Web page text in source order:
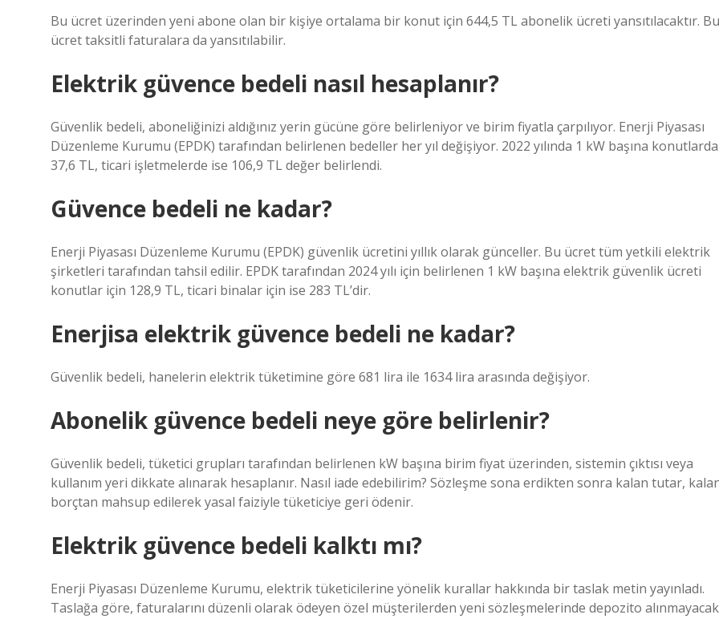
Bu ücret üzerinden yeni abone olan bir kişiye ortalama bir konut için 644,5 TL abonelik ücreti yansıtılacaktır. Bu
ücret taksitli faturalara da yansıtılabilir.
Elektrik güvence bedeli nasıl hesaplanır?
Güvenlik bedeli, aboneliğinizi aldığınız yerin gücüne göre belirleniyor ve birim fiyatla çarpılıyor. Enerji Piyasası
Düzenleme Kurumu (EPDK) tarafından belirlenen bedeller her yıl değişiyor. 2022 yılında 1 kW başına konutlarda
37,6 TL, ticari işletmelerde ise 106,9 TL değer belirlendi.
Güvence bedeli ne kadar?
Enerji Piyasası Düzenleme Kurumu (EPDK) güvenlik ücretini yıllık olarak günceller. Bu ücret tüm yetkili elektrik
şirketleri tarafından tahsil edilir. EPDK tarafından 2024 yılı için belirlenen 1 kW başına elektrik güvenlik ücreti
konutlar için 128,9 TL, ticari binalar için ise 283 TL’dir.
Enerjisa elektrik güvence bedeli ne kadar?
Güvenlik bedeli, hanelerin elektrik tüketimine göre 681 lira ile 1634 lira arasında değişiyor.
Abonelik güvence bedeli neye göre belirlenir?
Güvenlik bedeli, tüketici grupları tarafından belirlenen kW başına birim fiyat üzerinden, sistemin çıktısı veya
kullanım yeri dikkate alınarak hesaplanır. Nasıl iade edebilirim? Sözleşme sona erdikten sonra kalan tutar,
borçtan mahsup edilerek yasal faiziyle tüketiciye geri ödenir.
Elektrik güvence bedeli kalktı mı?
Enerji Piyasası Düzenleme Kurumu, elektrik tüketicilerine yönelik kurallar hakkında bir taslak metin yayınladı.
Taslağa göre, faturalarını düzenli olarak ödeyen özel müşterilerden yeni sözleşmelerinde depozito